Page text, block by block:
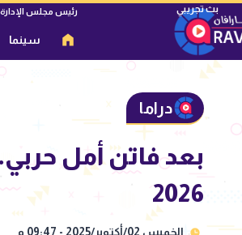
رئيس مجلس الإدارة
سينما
دراما
بعد فاتن أمل
2026
الخميس 02/أكتوبر/2025 - 09:47 م